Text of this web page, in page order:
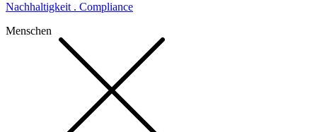
Nachhaltigkeit . Compliance
Menschen